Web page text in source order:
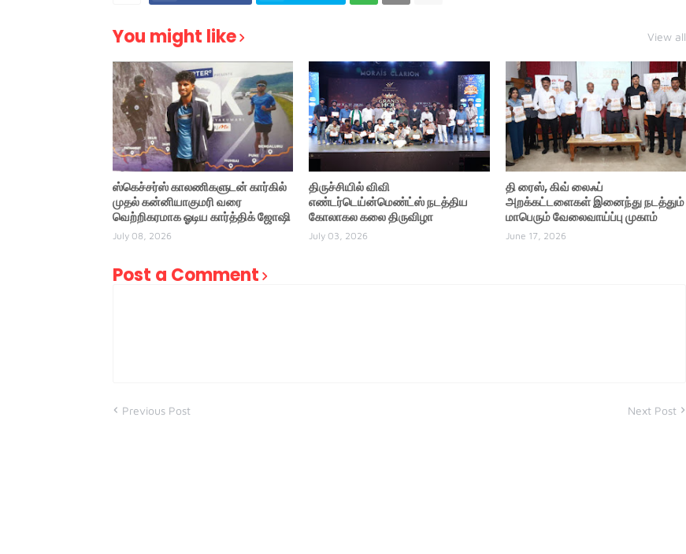
You might like View all
ஸ்கெச்சர்ஸ் காலணிகளுடன் கார்கில்
முதல் கன்னியாகுமரி வரை
வெற்றிகரமாக ஓடிய கார்த்திக் ஜோஷி
July 08, 2026
திருச்சியில் விவி
எண்டர்டெய்ன்மெண்ட்ஸ் நடத்திய
கோலாகல கலை திருவிழா
July 03, 2026
தி ரைஸ், கிவ் லைஃப்
அறக்கட்டளைகள் இனைந்து நடத்தும்
மாபெரும் வேலைவாய்ப்பு முகாம்
June 17, 2026
Post a Comment
Previous Post Next Post